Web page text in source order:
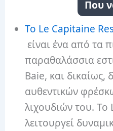
Που
Το Le Capitaine
είναι ένα από τα
παραθαλάσσια
Baie, και δικαίως,
αυθεντικών
λιχουδιών του. Το
λειτουργεί